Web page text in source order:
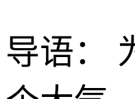
导语：